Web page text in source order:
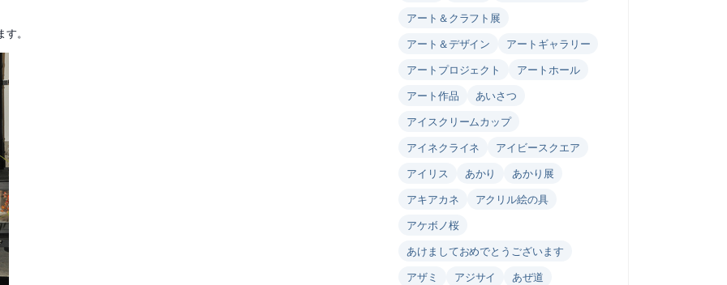
。
アート＆クラフト展
アート＆デザイン
アートギャラリー
アートプロジェクト
アートホール
アート作品
あいさつ
アイスクリームカップ
アイネクライネ
アイビースクエア
アイリス
あかり
あかり展
アキアカネ
アクリル絵の具
アケボノ桜
あけましておめでとうございます
アザミ
アジサイ
あぜ道